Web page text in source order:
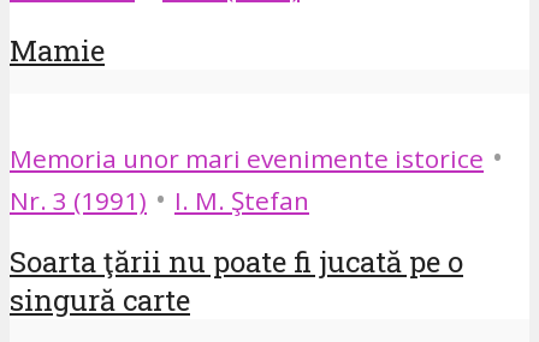
Mamie
Memoria unor mari evenimente istorice •
Nr. 3 (1991) • I. M. Ştefan
Soarta ţării nu poate fi jucată pe o
singură carte